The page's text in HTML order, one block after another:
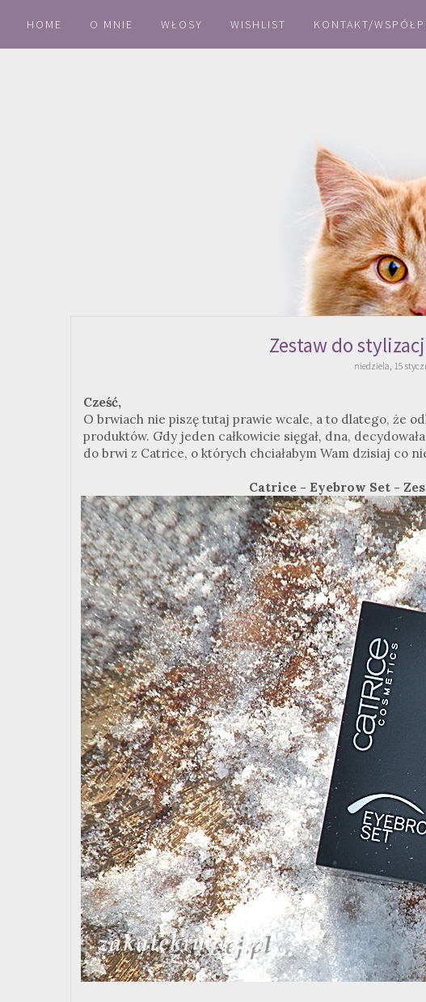
HOME O MNIE WŁOSY WISHLIST KONTAKT/
Zestaw do
niedziela, 15
Cześć,
O brwiach nie piszę tutaj prawie wcale, a to dlatego, że
produktów. Gdy jeden całkowicie sięgał, dna,
do brwi z Catrice, o których chciałabym Wam dzisiaj co
Catrice - Eyebrow Set -